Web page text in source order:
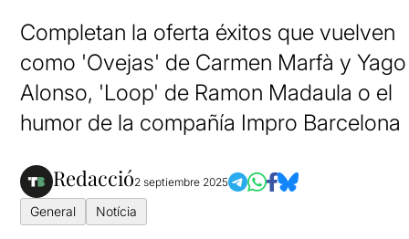
Completan la oferta éxitos que vuelven
como 'Ovejas' de Carmen Marfà y Yago
Alonso, 'Loop' de Ramon Madaula o el
humor de la compañía Impro Barcelona
Redacció2 septiembre 2025
General Notícia